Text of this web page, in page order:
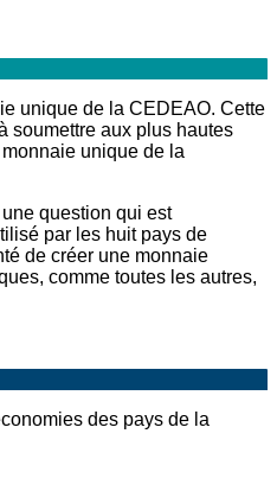
unique de la CEDEAO. Cette
soumettre aux plus hautes
unique de la
question qui est
par les huit pays de
de créer une monnaie
comme toutes les autres,
des pays de la